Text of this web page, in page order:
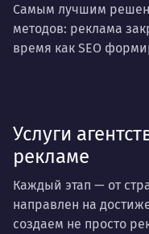
Самым лучшим
методов: реклама
время как SEO
Услуги
рекламе
Каждый этап — от
направлен на
создаем не просто